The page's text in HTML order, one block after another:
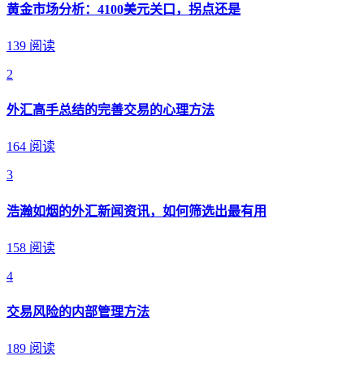
黄金市场分析：4100美元关口，拐点还是
139 阅读
2
外汇高手总结的完善交易的心理方法
164 阅读
3
浩瀚如烟的外汇新闻资讯，如何筛选出最有用
158 阅读
4
交易风险的内部管理方法
189 阅读